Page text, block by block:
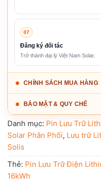
07
Đăng ký đối tác
Trở thành đại lý Việt Nam Solar.
CHÍNH SÁCH MUA HÀNG
BẢO MẬT & QUY CHẾ
Danh mục: Pin Lưu Trữ
Solar Phân Phối, Lưu trữ
Solis
Thẻ: Pin Lưu Trữ Điện
16kWh